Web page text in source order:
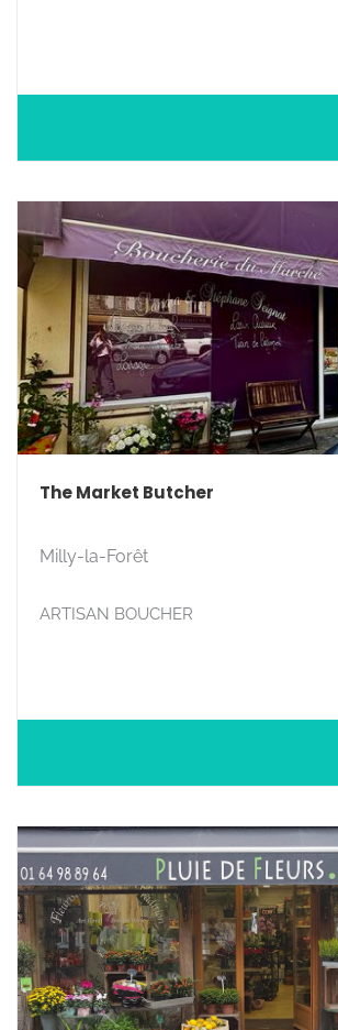
The Market Butcher
Milly-la-Forêt
ARTISAN BOUCHER